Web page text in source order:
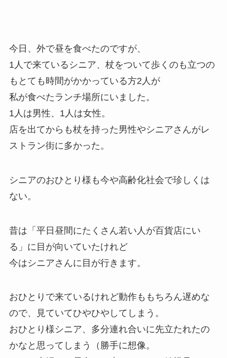
今日、外で昼を食べたのですが、
1人で来ているシニア、杖をついて歩くのも立つの
もとても時間がかかっている方2人が
私が食べたランチ場所にいました。
1人は男性、1人は女性。
店を出てからも杖を持った男性やシニアさんがレ
ストラン街に多かった。
シニアのおひとり様も今や高齢化社会で珍しくは
ない。
昔は「平日昼間にたくさん若い人が百貨店にい
る」に目が向いていたけれど
今はシニアさんに目が行きます。
おひとりで来ているけれど動作ももちろん遅めな
ので、見ていてひやひやしてしまう。
おひとり様シニア、多分連れ合いに先立たれたの
かなと思ってしまう（勝手に想像。